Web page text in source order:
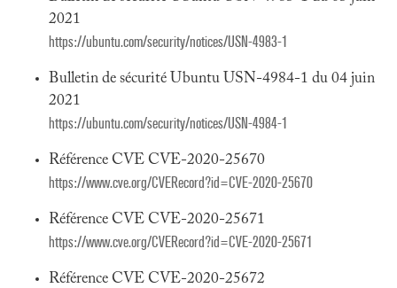
2021
https://ubuntu.com/security/notices/USN-4983-1
Bulletin de sécurité Ubuntu USN-4984-1 du 04 juin
2021
https://ubuntu.com/security/notices/USN-4984-1
Référence CVE CVE-2020-25670
https://www.cve.org/CVERecord?id=CVE-2020-25670
Référence CVE CVE-2020-25671
https://www.cve.org/CVERecord?id=CVE-2020-25671
Référence CVE CVE-2020-25672